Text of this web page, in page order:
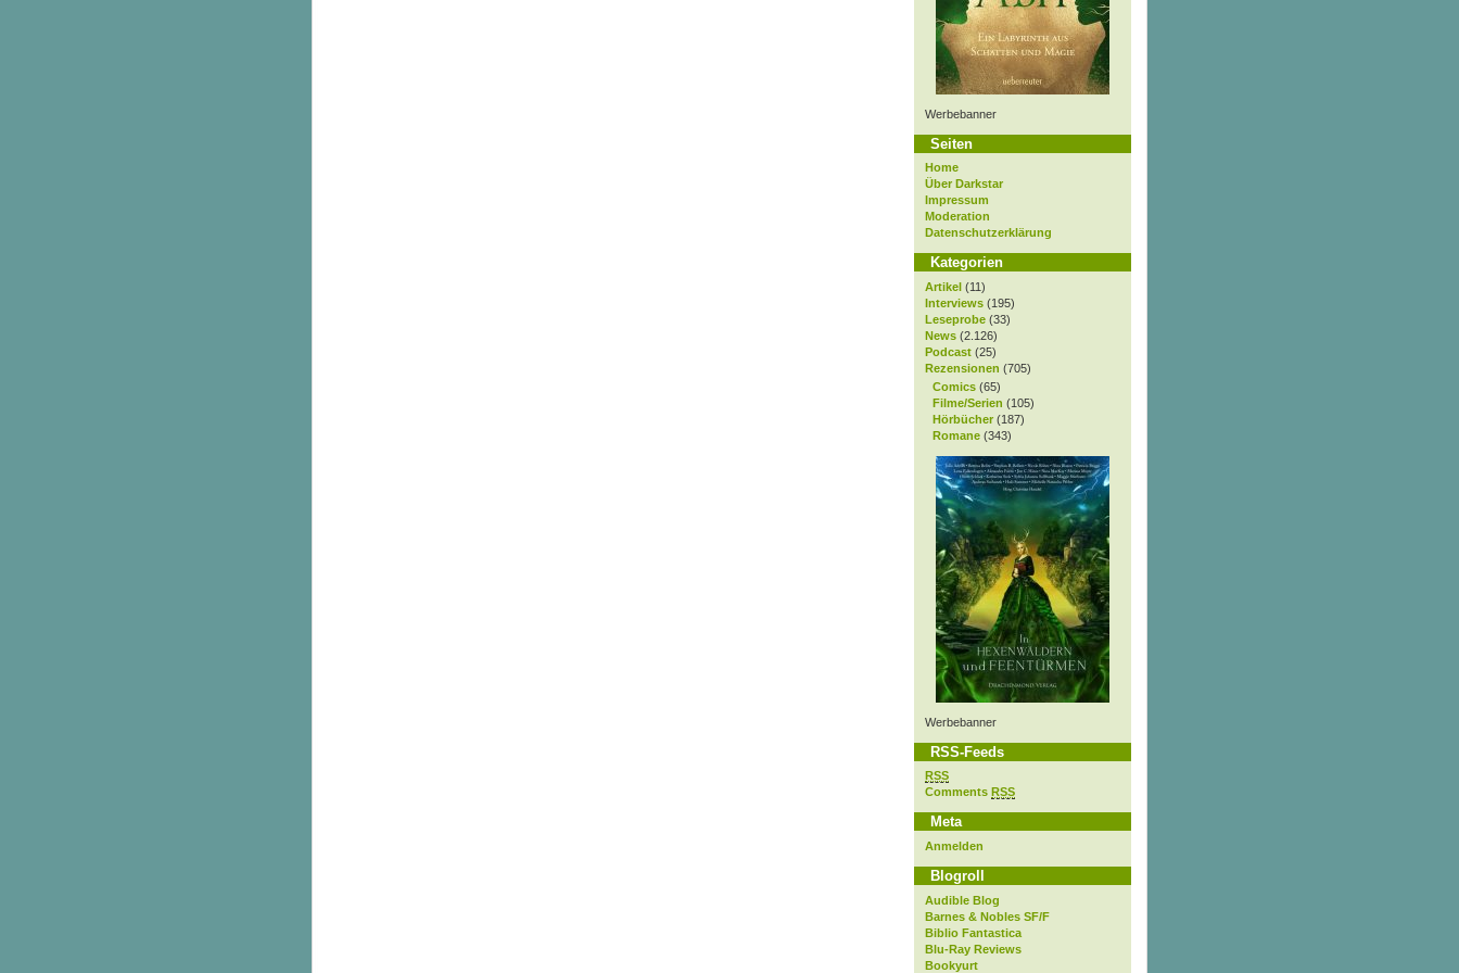
Werbebanner
Seiten
Home
Über Darkstar
Impressum
Moderation
Datenschutzerklärung
Kategorien
Artikel (11)
Interviews (195)
Leseprobe (33)
News (2.126)
Podcast (25)
Rezensionen (705)
Comics (65)
Filme/Serien (105)
Hörbücher (187)
Romane (343)
Werbebanner
RSS-Feeds
RSS
Comments RSS
Meta
Anmelden
Blogroll
Audible Blog
Barnes & Nobles SF/F
Biblio Fantastica
Blu-Ray Reviews
Bookyurt